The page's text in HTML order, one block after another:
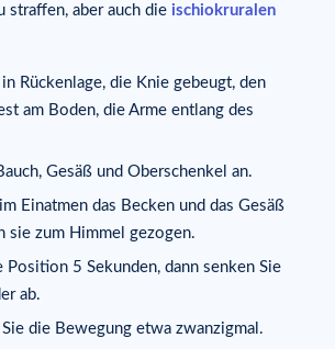
straffen, aber auch die ischiokruralen
Rückenlage, die Knie gebeugt, den
am Boden, die Arme entlang des
Gesäß und Oberschenkel an.
Einatmen das Becken und das Gesäß
sie zum Himmel gezogen.
Position 5 Sekunden, dann senken Sie
ab.
die Bewegung etwa zwanzigmal.